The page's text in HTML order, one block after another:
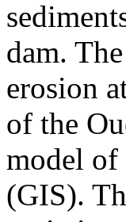
dam.
erosion
of the
model of
(GIS).